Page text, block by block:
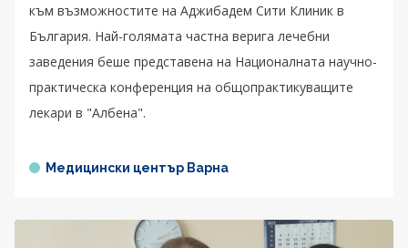
към възможностите на Аджибадем Сити Клиник в
България. Най-голямата частна верига лечебни
заведения беше представена на Националната научно-
практическа конференция на общопрактикуващите
лекари в "Албена".
Медицински център Варна